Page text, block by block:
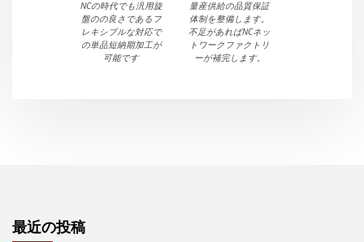
NCの時代でも汎用旋
盤のの良さであるフ
レキシブルな対応で
の単品短納期加工が
可能です
量産供給の品質保証
体制を整備します。
不足があればNCネッ
トワークファクトリ
ーが補完します。
最近の投稿